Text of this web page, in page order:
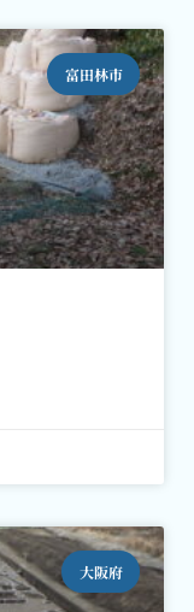
富田林市
大阪府